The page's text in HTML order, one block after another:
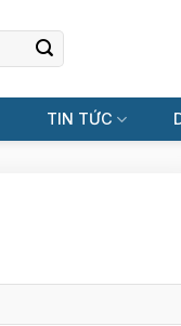
TIN TỨC